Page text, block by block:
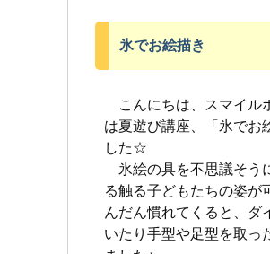
氷でお絵描き
こんにちは、スマイル
は夏遊び講座、「氷でお
した☆
氷絵の具を不思議そう
る触る子どもたちの姿
んだん慣れてくると、ダ
いたり手型や足型を取っ